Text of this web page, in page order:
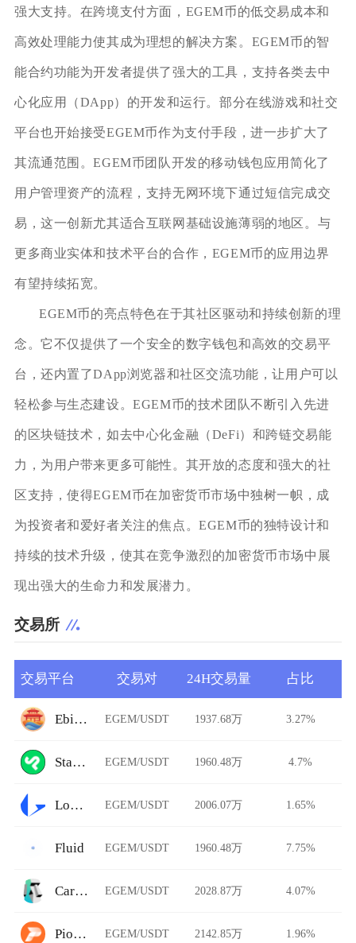
强大支持。在跨境支付方面，EGEM币的低交易成本和
高效处理能力使其成为理想的解决方案。EGEM币的智
能合约功能为开发者提供了强大的工具，支持各类去中
心化应用（DApp）的开发和运行。部分在线游戏和社交
平台也开始接受EGEM币作为支付手段，进一步扩大了
其流通范围。EGEM币团队开发的移动钱包应用简化了
用户管理资产的流程，支持无网环境下通过短信完成交
易，这一创新尤其适合互联网基础设施薄弱的地区。与
更多商业实体和技术平台的合作，EGEM币的应用边界
有望持续拓宽。
EGEM币的亮点特色在于其社区驱动和持续创新的理
念。它不仅提供了一个安全的数字钱包和高效的交易平
台，还内置了DApp浏览器和社区交流功能，让用户可以
轻松参与生态建设。EGEM币的技术团队不断引入先进
的区块链技术，如去中心化金融（DeFi）和跨链交易能
力，为用户带来更多可能性。其开放的态度和强大的社
区支持，使得EGEM币在加密货币市场中独树一帜，成
为投资者和爱好者关注的焦点。EGEM币的独特设计和
持续的技术升级，使其在竞争激烈的加密货币市场中展
现出强大的生命力和发展潜力。
交易所
交易平台 交易对 24H交易量 占比
Ebisu's Bay EGEM/USDT 1937.68万 3.27%
StarkDefi EGEM/USDT 1960.48万 4.7%
Loopring EGEM/USDT 2006.07万 1.65%
Fluid EGEM/USDT 1960.48万 7.75%
Carbon DeFi EGEM/USDT 2028.87万 4.07%
Pionex EGEM/USDT 2142.85万 1.96%